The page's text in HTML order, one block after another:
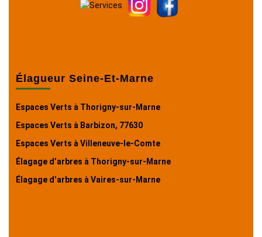
Élagueur Seine-Et-Marne
Espaces Verts à Thorigny-sur-Marne
Espaces Verts à Barbizon, 77630
Espaces Verts à Villeneuve-le-Comte
Élagage d’arbres à Thorigny-sur-Marne
Élagage d’arbres à Vaires-sur-Marne